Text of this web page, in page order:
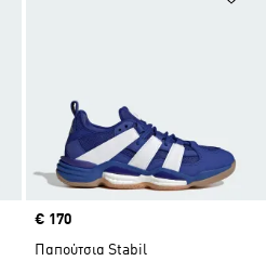
Price
€ 170
Παπούτσια Stabil